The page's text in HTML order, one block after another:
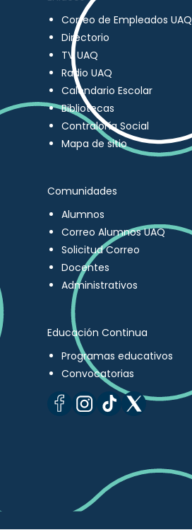
Correo de Empleados UAQ
Directorio
TV UAQ
Radio UAQ
Calendario Escolar
Bibliotecas
Contraloría Social
Mapa de sitio
Comunidades
Alumnos
Correo Alumnos UAQ
Solicitud Correo
Docentes
Administrativos
Educación Continua
Programas educativos
Convocatorias